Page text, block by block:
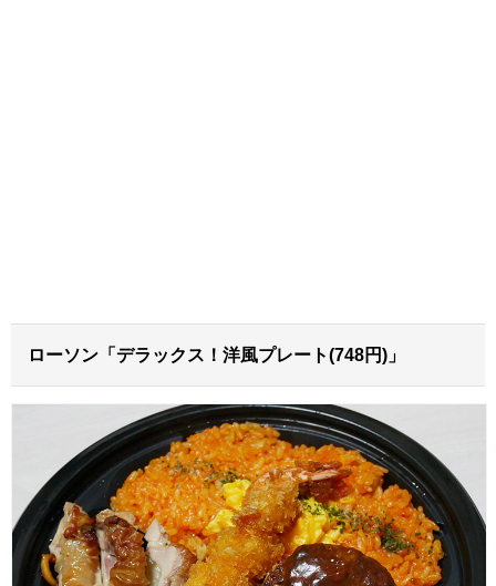
ローソン「デラックス！洋風プレート(748円)」